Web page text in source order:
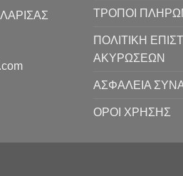
ΤΡΟΠΟΙ
ΠΟΛΙΤΙΚΗ
ΑΚΥΡΩΣΕΩΝ
ΑΣΦΑΛΕΙΑ
ΟΡΟΙ ΧΡΗΣΗΣ